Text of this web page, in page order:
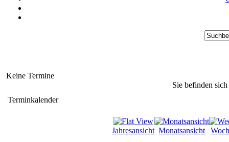
Keine Termine
Sie befinden
Terminkalender
Jahresansicht Monatsansicht